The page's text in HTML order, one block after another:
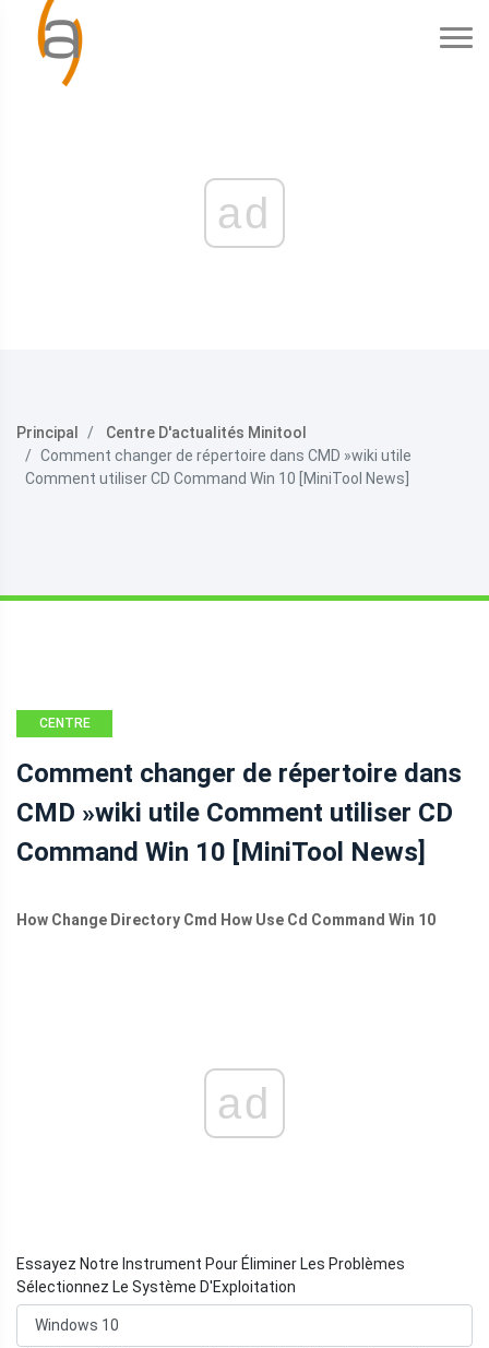
ad
Principal
Centre D'actualités Minitool
Comment changer de répertoire dans CMD »wiki utile
Comment utiliser CD Command Win 10 [MiniTool News]
CENTRE
MINITOOL
Comment changer de répertoire dans
CMD »wiki utile Comment utiliser CD
Command Win 10 [MiniTool News]
How Change Directory Cmd How Use Cd Command Win 10
ad
Essayez Notre Instrument Pour Éliminer Les Problèmes
Sélectionnez Le Système D'Exploitation